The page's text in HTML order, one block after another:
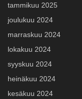
tammikuu 2025
joulukuu 2024
marraskuu 2024
lokakuu 2024
syyskuu 2024
heinäkuu 2024
kesäkuu 2024